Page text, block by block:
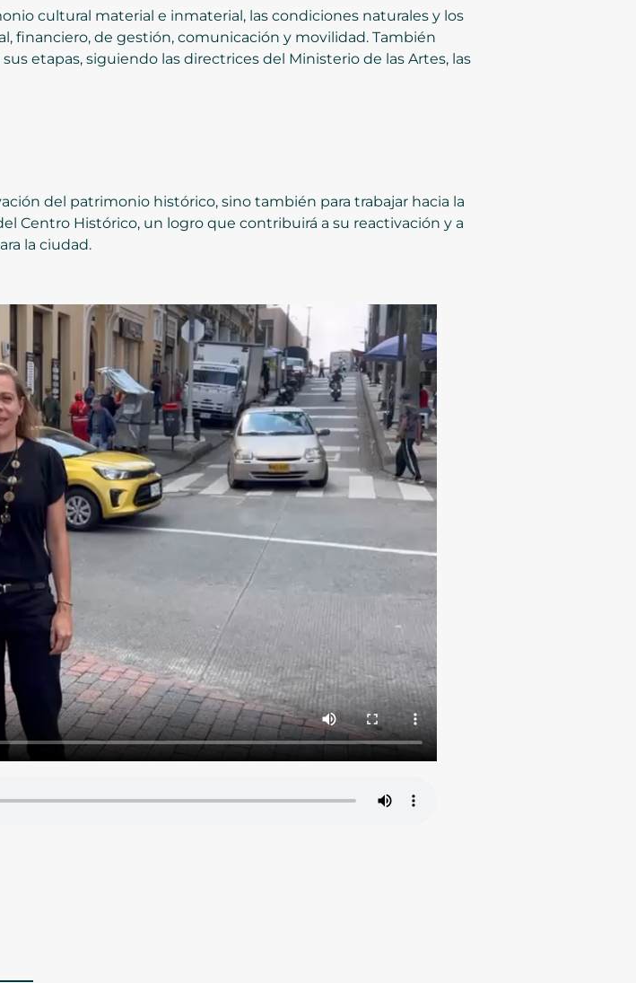
cultural material e inmaterial, las condiciones naturales y los
financiero, de gestión, comunicación y movilidad. También
etapas, siguiendo las directrices del Ministerio de las Artes, las
del patrimonio histórico, sino también para trabajar hacia la
Centro Histórico, un logro que contribuirá a su reactivación y a
la ciudad.